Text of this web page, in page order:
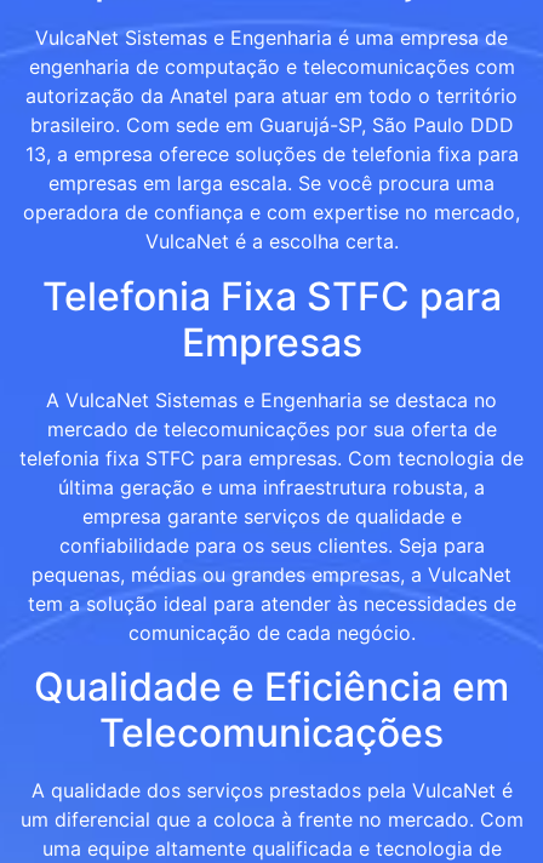
VulcaNet Sistemas e Engenharia é uma empresa de
engenharia de computação e telecomunicações com
autorização da Anatel para atuar em todo o território
brasileiro. Com sede em Guarujá-SP, São Paulo DDD
13, a empresa oferece soluções de telefonia fixa para
empresas em larga escala. Se você procura uma
operadora de confiança e com expertise no mercado,
VulcaNet é a escolha certa.
Telefonia Fixa STFC para
Empresas
A VulcaNet Sistemas e Engenharia se destaca no
mercado de telecomunicações por sua oferta de
telefonia fixa STFC para empresas. Com tecnologia de
última geração e uma infraestrutura robusta, a
empresa garante serviços de qualidade e
confiabilidade para os seus clientes. Seja para
pequenas, médias ou grandes empresas, a VulcaNet
tem a solução ideal para atender às necessidades de
comunicação de cada negócio.
Qualidade e Eficiência em
Telecomunicações
A qualidade dos serviços prestados pela VulcaNet é
um diferencial que a coloca à frente no mercado. Com
uma equipe altamente qualificada e tecnologia de